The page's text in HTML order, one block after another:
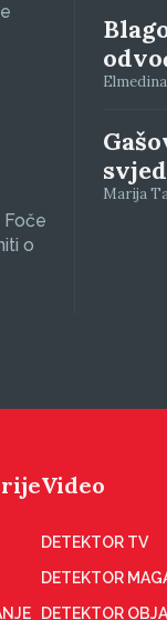
Foče
o
Elmedina
Marija
Video
DETEKTOR TV
DETEKTOR
DETEKTOR